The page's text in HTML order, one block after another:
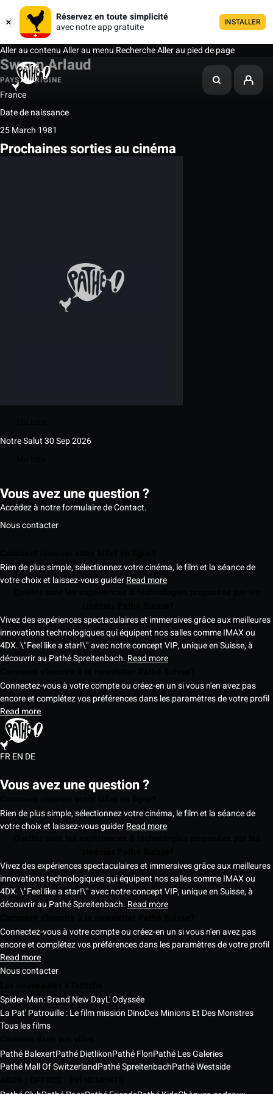
Réservez en toute simplicité
avec notre app gratuite
INSTALLER
Aller au contenuAller au menu RechercheAller au pied de page
Swann Arlaud
PAYS D'ORIGINE
France
Date de naissance
25 March 1981
Prochaines sorties au cinéma
Notre Salut30 Sep 2026
Vous avez une question ?
Accédez à notre formulaire de Contact.
Nous contacter
Rien de plus simple, sélectionnez votre cinéma, le film et la séance de
votre choix et laissez-vous guiderRead more
Vivez des expériences spectaculaires et immersives grâce aux meilleures
innovations technologiques qui équipent nos salles comme IMAX ou
4DX. \"Feel like a star!\" avec notre concept VIP, unique en Suisse, à
découvrir au Pathé Spreitenbach. Read more
Connectez-vous à votre compte ou créez-en un si vous n'en avez pas
encore et complétez vos préférences dans les paramètres de votre profil
Read more
FREN DE
Vous avez une question ?
Rien de plus simple, sélectionnez votre cinéma, le film et la séance de
votre choix et laissez-vous guiderRead more
Vivez des expériences spectaculaires et immersives grâce aux meilleures
innovations technologiques qui équipent nos salles comme IMAX ou
4DX. \"Feel like a star!\" avec notre concept VIP, unique en Suisse, à
découvrir au Pathé Spreitenbach. Read more
Connectez-vous à votre compte ou créez-en un si vous n'en avez pas
encore et complétez vos préférences dans les paramètres de votre profil
Read more
Nous contacter
Spider-Man: Brand New DayL' Odyssée
La Pat' Patrouille : Le film mission DinoDes Minions Et Des Monstres
Tous les films
Pathé BalexertPathé DietlikonPathé FlonPathé Les Galeries
Pathé Mall Of SwitzerlandPathé SpreitenbachPathé Westside